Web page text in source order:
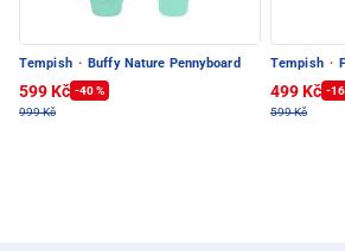
Tempish · Buffy Nature Pennyboard
599 Kč -40 %
999 Kč
Tempish ·
499 Kč -16
599 Kč